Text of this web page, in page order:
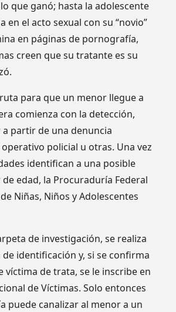
que ganó; hasta la adolescente
en el acto sexual con su “novio”
en páginas de pornografía,
creen que su tratante es su
para que un menor llegue a
comienza con la detección,
partir de una denuncia
policial u otras. Una vez
identifican a una posible
edad, la Procuraduría Federal
Niñas, Niños y Adolescentes
de investigación, se realiza
identificación y, si se confirma
víctima de trata, se le inscribe en
de Víctimas. Solo entonces
puede canalizar al menor a un